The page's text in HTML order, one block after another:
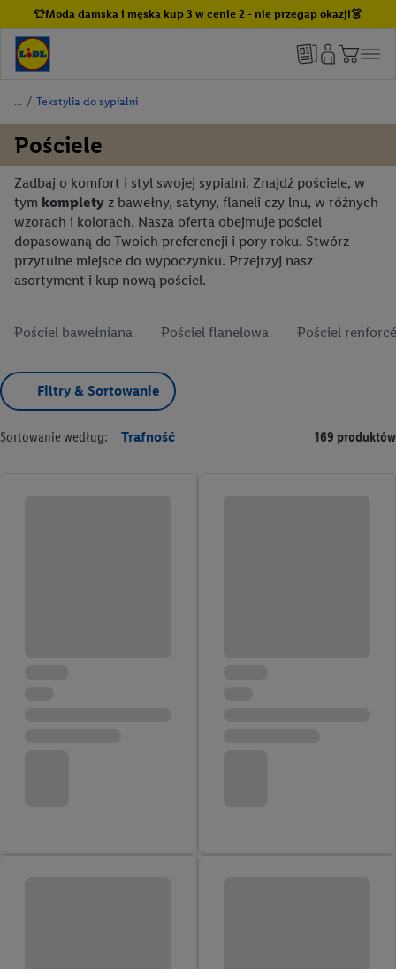
👕Moda damska i męska kup 3 w cenie 2 - nie przegap okazji👗
/ Tekstylia do sypialni
Pościele
Zadbaj o komfort i styl swojej sypialni. Znajdź pościele, w
tym komplety z bawełny, satyny, flaneli czy lnu, w różnych
wzorach i kolorach. Nasza oferta obejmuje pościel
dopasowaną do Twoich preferencji i pory roku. Stwórz
przytulne miejsce do wypoczynku. Przejrzyj nasz
asortyment i kup nową pościel.
Pościel bawełniana Pościel flanelowa Pościel renforcé
Filtry & Sortowanie
Sortowanie według: Trafność 169 produktów